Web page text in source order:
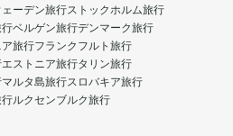
ェーデン旅行ストックホルム旅行
行ベルゲン旅行デンマーク旅行
旅行フランクフルト旅行
エストニア旅行タリン旅行
マルタ島旅行スロバキア旅行
行ルクセンブルク旅行